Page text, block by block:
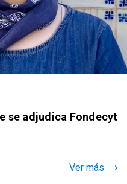
se adjudica Fondecyt
Ver más keyboard_arrow_right